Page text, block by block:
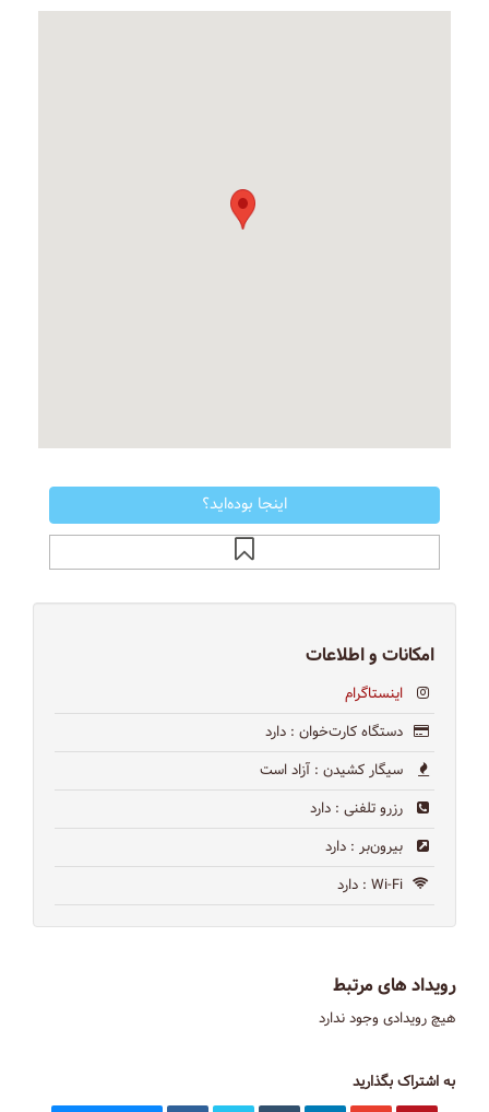
اینجا بوده‌اید؟
امکانات و اطلاعات
اینستاگرام
دستگاه کارت‌خوان : دارد
سیگار کشیدن : آزاد است
رزرو تلفنی : دارد
بیرون‌بر : دارد
Wi-Fi : دارد
رویداد های مرتبط
هیچ رویدادی وجود ندارد
به اشتراک بگذارید